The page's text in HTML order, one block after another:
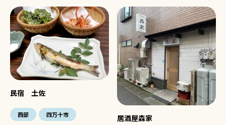
民宿 土佐
西部 四万十市 居酒屋森家